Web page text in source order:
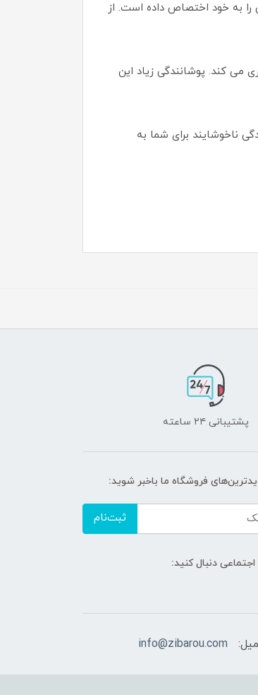
را به خود اختصاص داده است. از
می کند. پوشانندگی زیاد این
ناخوشایند برای شما به
پشتیبانی ۲۴ ساعته
فروشگاه ما باخبر شوید:
ثبت‌نام
دنبال کنید:
info@zibarou.com